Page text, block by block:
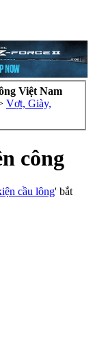
Việt Nam
Vợt, Giày,
công
cầu lông' bắt